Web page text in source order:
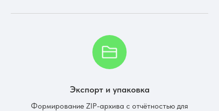
Экспорт и упаковка
Формирование ZIP-архива с отчётностью для